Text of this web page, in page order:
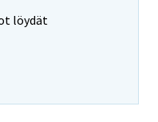
löydät